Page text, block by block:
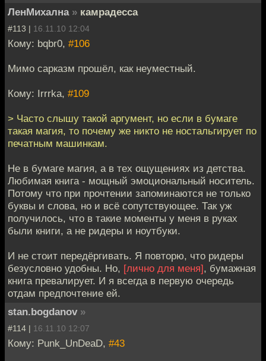
ЛенМихална » камрадесса
#113 | 16.11.10 12:04
Кому: bqbr0, #106
Мимо сарказм прошёл, как неуместный.
Кому: Irrrka, #109
> Часто слышу такой аргумент, но если в бумаге
такая магия, то почему же никто не ностальгирует по
печатным машинкам.
Не в бумаге магия, а в тех ощущениях из детства.
Любимая книга - мощный эмоциональный носитель.
Потому что при прочтении запоминаются не только
буквы и слова, но и всё сопутствующее. Так уж
получилось, что в такие моменты у меня в руках
были книги, а не ридеры и ноутбуки.
И не стоит передёргивать. Я повторю, что ридеры
безусловно удобны. Но, [лично для меня], бумажная
книга превалирует. И я всегда в первую очередь
отдам предпочтение ей.
stan.bogdanov »
#114 | 16.11.10 12:07
Кому: Punk_UnDeaD, #43